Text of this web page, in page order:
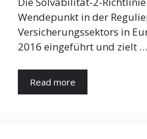
Wendepunkt in der
Versicherungssektors in
2016 eingeführt und zielt …
Read more